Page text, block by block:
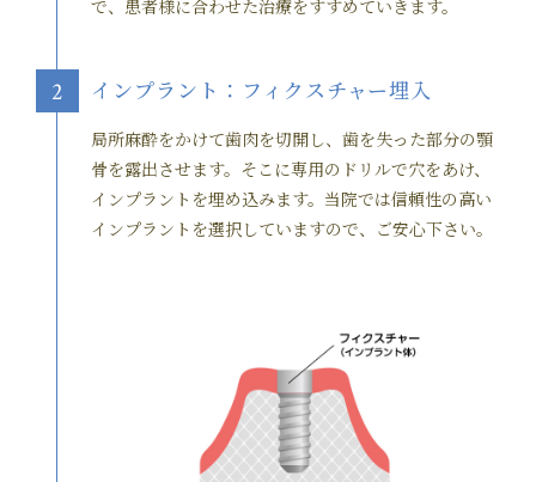
で、患者様に合わせた治療をすすめていきます。
2 インプラント：フィクスチャー埋入
局所麻酔をかけて歯肉を切開し、歯を失った部分の顎
骨を露出させます。そこに専用のドリルで穴をあけ、
インプラントを埋め込みます。当院では信頼性の高い
インプラントを選択していますので、ご安心下さい。